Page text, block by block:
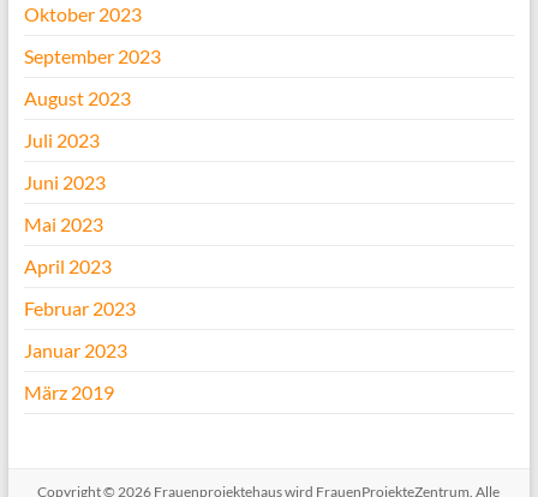
Oktober 2023
September 2023
August 2023
Juli 2023
Juni 2023
Mai 2023
April 2023
Februar 2023
Januar 2023
März 2019
Copyright © 2026 Frauenprojektehaus wird FrauenProjekteZentrum . Alle